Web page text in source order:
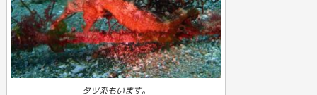
タツ系もいます。